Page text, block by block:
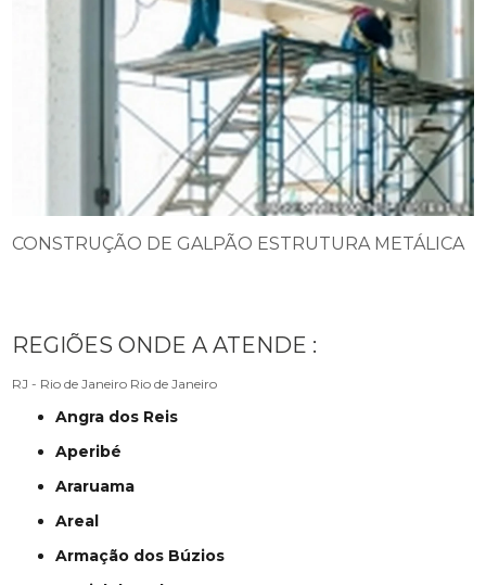
CONSTRUÇÃO DE GALPÃO ESTRUTURA METÁLICA
REGIÕES ONDE A ATENDE :
RJ - Rio de Janeiro Rio de Janeiro
Angra dos Reis
Aperibé
Araruama
Areal
Armação dos Búzios